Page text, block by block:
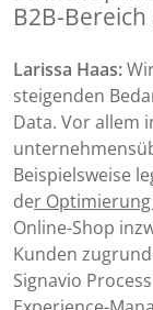
B2B-Bereich
Larissa Haas:
steigenden
Data. Vor allem
Beispielsweise
der
Online-Shop
Kunden
Signavio